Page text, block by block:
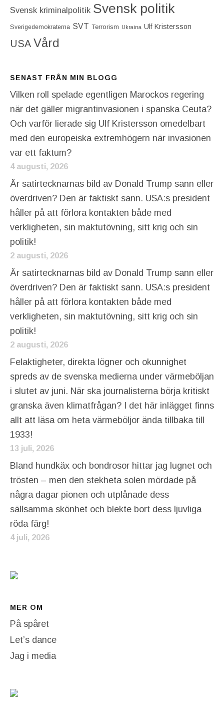
Svensk kriminalpolitik Svensk politik
Sverigedemokraterna SVT Terrorism Ukraina Ulf Kristersson
USA Vård
SENAST FRÅN MIN BLOGG
Vilken roll spelade egentligen Marockos regering
när det gäller migrantinvasionen i spanska Ceuta?
Och varför lierade sig Ulf Kristersson omedelbart
med den europeiska extremhögern när invasionen
var ett faktum?
4 augusti, 2026
Är satirtecknarnas bild av Donald Trump sann eller
överdriven? Den är faktiskt sann. USA:s president
håller på att förlora kontakten både med
verkligheten, sin maktutövning, sitt krig och sin
politik!
2 augusti, 2026
Är satirtecknarnas bild av Donald Trump sann eller
överdriven? Den är faktiskt sann. USA:s president
håller på att förlora kontakten både med
verkligheten, sin maktutövning, sitt krig och sin
politik!
2 augusti, 2026
Felaktigheter, direkta lögner och okunnighet
spreds av de svenska medierna under värmeböljan
i slutet av juni. När ska journalisterna börja kritiskt
granska även klimatfrågan? I det här inlägget finns
allt att läsa om heta värmeböljor ända tillbaka till
1933!
13 juli, 2026
Bland hundkäx och bondrosor hittar jag lugnet och
trösten – men den stekheta solen mördade på
några dagar pionen och utplånade dess
sällsamma skönhet och blekte bort dess ljuvliga
röda färg!
4 juli, 2026
MER OM
På spåret
Let’s dance
Jag i media